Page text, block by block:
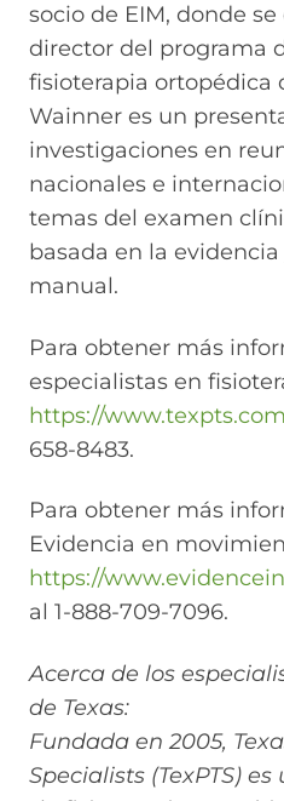
socio de EIM, donde
director del programa
fisioterapia ortopédica
Wainner es un
investigaciones en
nacionales e
temas del examen
basada en la
manual.
Para obtener más
especialistas en
https://www.texpts.com
658-8483.
Para obtener más
Evidencia en
https://
al 1-888-709-7096.
Acerca de los
de Texas:
Fundada en 2005,
Specialists (TexPTS)